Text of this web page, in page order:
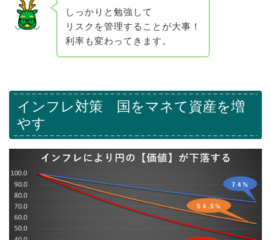
しっかりと勉強して
リスクを管理することが大事！
利率も変わってきます。
インフレ対策 国をマネて資産を増
やす